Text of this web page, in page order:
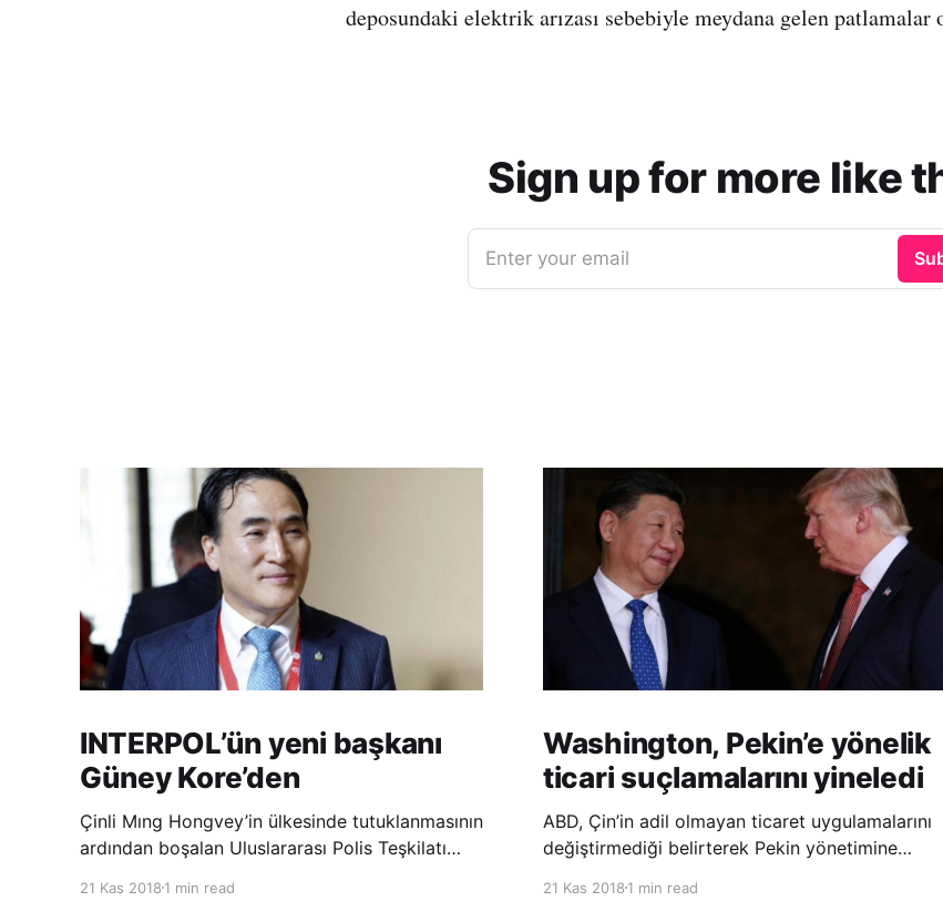
deposundaki elektrik arızası sebebiyle meydana gelen patlamalar
Sign up for more like
Enter your email
INTERPOL’ün yeni başkanı
Güney Kore’den
Çinli Mıng Hongvey’in ülkesinde tutuklanmasının
ardından boşalan Uluslararası Polis Teşkilatı
Jong Yang seçildi. INTERPOL Genel Kurulu’nun
21 Kas 2018 1 min read
Washington, Pekin’e yönelik
ticari suçlamalarını yineledi
ABD, Çin’in adil olmayan ticaret uygulamalarını
değiştirmediği belirterek Pekin yönetimine
Temsilciliği’nin Çin’in fikri mülkiyet ve teknoloji
21 Kas 20181 min read